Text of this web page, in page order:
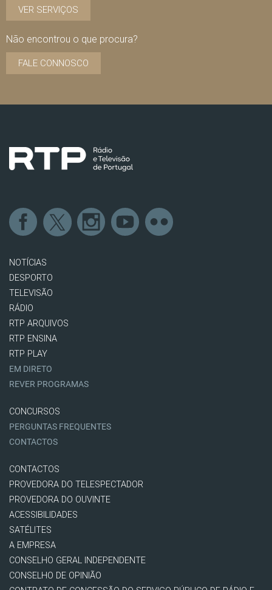
VER SERVIÇOS
Não encontrou o que procura?
FALE CONNOSCO
NOTÍCIAS
DESPORTO
TELEVISÃO
RÁDIO
RTP ARQUIVOS
RTP ENSINA
RTP PLAY
EM DIRETO
REVER PROGRAMAS
CONCURSOS
PERGUNTAS FREQUENTES
CONTACTOS
CONTACTOS
PROVEDORA DO TELESPECTADOR
PROVEDORA DO OUVINTE
ACESSIBILIDADES
SATÉLITES
A EMPRESA
CONSELHO GERAL INDEPENDENTE
CONSELHO DE OPINIÃO